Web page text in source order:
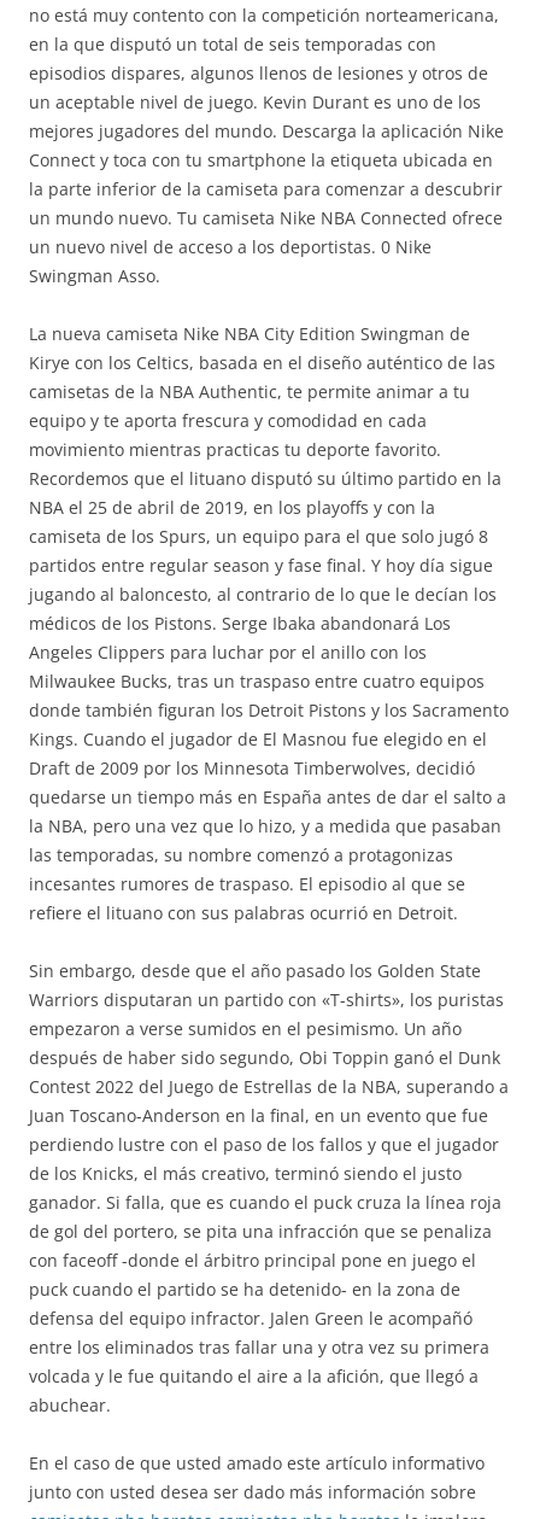
no está muy contento con la competición norteamericana,
en la que disputó un total de seis temporadas con
episodios dispares, algunos llenos de lesiones y otros de
un aceptable nivel de juego. Kevin Durant es uno de los
mejores jugadores del mundo. Descarga la aplicación Nike
Connect y toca con tu smartphone la etiqueta ubicada en
la parte inferior de la camiseta para comenzar a descubrir
un mundo nuevo. Tu camiseta Nike NBA Connected ofrece
un nuevo nivel de acceso a los deportistas. 0 Nike
Swingman Asso.
La nueva camiseta Nike NBA City Edition Swingman de
Kirye con los Celtics, basada en el diseño auténtico de las
camisetas de la NBA Authentic, te permite animar a tu
equipo y te aporta frescura y comodidad en cada
movimiento mientras practicas tu deporte favorito.
Recordemos que el lituano disputó su último partido en la
NBA el 25 de abril de 2019, en los playoffs y con la
camiseta de los Spurs, un equipo para el que solo jugó 8
partidos entre regular season y fase final. Y hoy día sigue
jugando al baloncesto, al contrario de lo que le decían los
médicos de los Pistons. Serge Ibaka abandonará Los
Angeles Clippers para luchar por el anillo con los
Milwaukee Bucks, tras un traspaso entre cuatro equipos
donde también figuran los Detroit Pistons y los Sacramento
Kings. Cuando el jugador de El Masnou fue elegido en el
Draft de 2009 por los Minnesota Timberwolves, decidió
quedarse un tiempo más en España antes de dar el salto a
la NBA, pero una vez que lo hizo, y a medida que pasaban
las temporadas, su nombre comenzó a protagonizas
incesantes rumores de traspaso. El episodio al que se
refiere el lituano con sus palabras ocurrió en Detroit.
Sin embargo, desde que el año pasado los Golden State
Warriors disputaran un partido con «T-shirts», los puristas
empezaron a verse sumidos en el pesimismo. Un año
después de haber sido segundo, Obi Toppin ganó el Dunk
Contest 2022 del Juego de Estrellas de la NBA, superando a
Juan Toscano-Anderson en la final, en un evento que fue
perdiendo lustre con el paso de los fallos y que el jugador
de los Knicks, el más creativo, terminó siendo el justo
ganador. Si falla, que es cuando el puck cruza la línea roja
de gol del portero, se pita una infracción que se penaliza
con faceoff -donde el árbitro principal pone en juego el
puck cuando el partido se ha detenido- en la zona de
defensa del equipo infractor. Jalen Green le acompañó
entre los eliminados tras fallar una y otra vez su primera
volcada y le fue quitando el aire a la afición, que llegó a
abuchear.
En el caso de que usted amado este artículo informativo
junto con usted desea ser dado más información sobre